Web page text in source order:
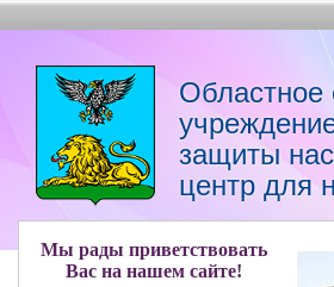
Областное
защиты
центр для
Мы рады приветствовать
Вас на нашем сайте!